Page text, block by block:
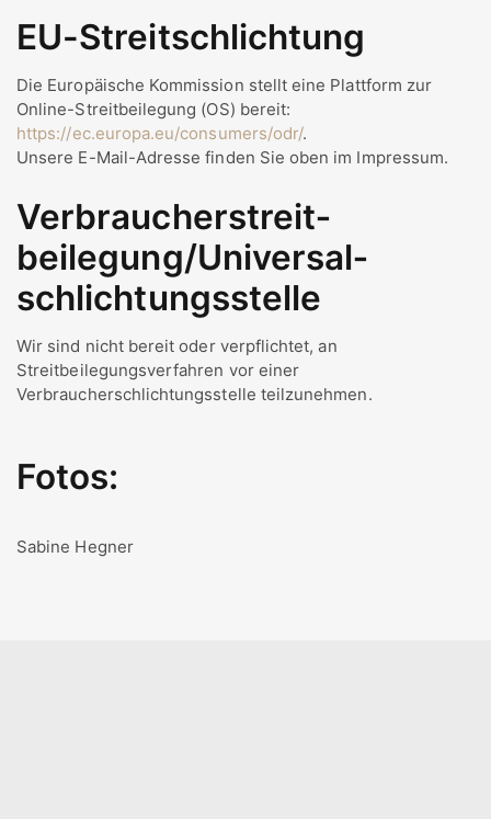
EU-Streitschlichtung
Die Europäische Kommission stellt eine Plattform zur
Online-Streitbeilegung (OS) bereit:
https://ec.europa.eu/consumers/odr/.
Unsere E-Mail-Adresse finden Sie oben im Impressum.
Verbraucher­streit­
beilegung/Universal­
schlichtungs­stelle
Wir sind nicht bereit oder verpflichtet, an
Streitbeilegungsverfahren vor einer
Verbraucherschlichtungsstelle teilzunehmen.
Fotos:
Sabine Hegner